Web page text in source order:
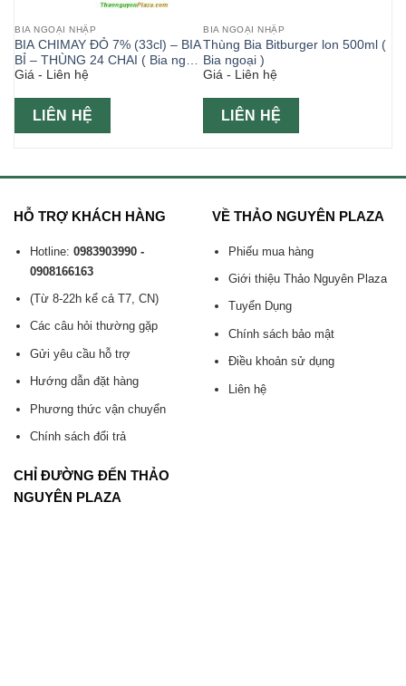
BIA NGOẠI NHẬP
BIA CHIMAY ĐỎ 7% (33cl) – BIA
BỈ – THÙNG 24 CHAI ( Bia ngoại
)
Giá - Liên hệ
LIÊN HỆ
BIA NGOẠI NHẬP
Thùng Bia Bitburger lon 500ml (
Bia ngoại )
Giá - Liên hệ
LIÊN HỆ
HỖ TRỢ KHÁCH HÀNG
Hotline: 0983903990 -
0908166163
(Từ 8-22h kể cả T7, CN)
Các câu hỏi thường gặp
Gửi yêu cầu hỗ trợ
Hướng dẫn đặt hàng
Phương thức vận chuyển
Chính sách đổi trả
VỀ THẢO NGUYÊN PLAZA
Phiếu mua hàng
Giới thiệu Thảo Nguyên Plaza
Tuyển Dụng
Chính sách bảo mật
Điều khoản sử dụng
Liên hệ
CHỈ ĐƯỜNG ĐẾN THẢO
NGUYÊN PLAZA